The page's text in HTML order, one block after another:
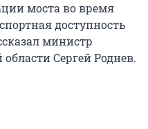
моста во время
доступность
министр
Сергей Роднев.